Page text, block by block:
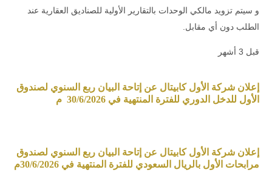
و سيتم تزويد مالكي الوحدات بالتقارير الأولية للصناديق العقارية عند
الطلب دون أي مقابل.
قبل 3 أشهر
إعلان شركة الأول كابيتال عن إتاحة البيان ربع السنوي لصندوق
الأول للدخل الدوري للفترة المنتهية في 30/6/2026 م
إعلان شركة الأول كابيتال عن إتاحة البيان ربع السنوي لصندوق
مرابحات الأول بالريال السعودي للفترة المنتهية في 30/6/2026م